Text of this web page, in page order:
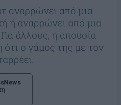
αναρρώνει από μια
ή αναρρώνει από μια
άλλους, η απουσία
ότι ο γάμος της με τον